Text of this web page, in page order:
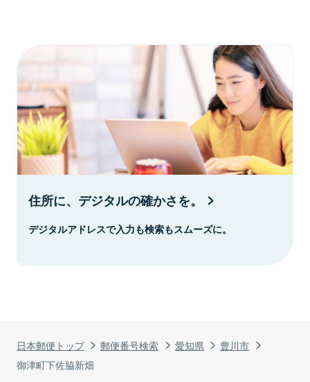
日本郵便トップ 郵便番号検索 愛知県
豊川市
御津町下佐脇新畑
住所に、デジタルの確かさを。
デジタルアドレスで入力も検索もスムーズに。